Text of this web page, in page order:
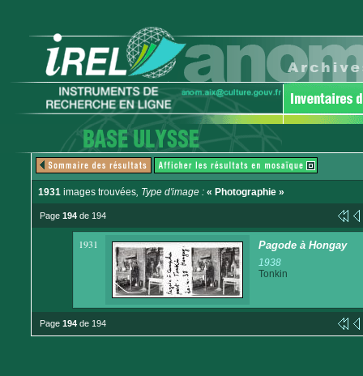
1931 images trouvées, Type d'image : « Photographie »
Page 194 de 194
1931 Pagode à Hongay
1938
Tonkin
Page 194 de 194